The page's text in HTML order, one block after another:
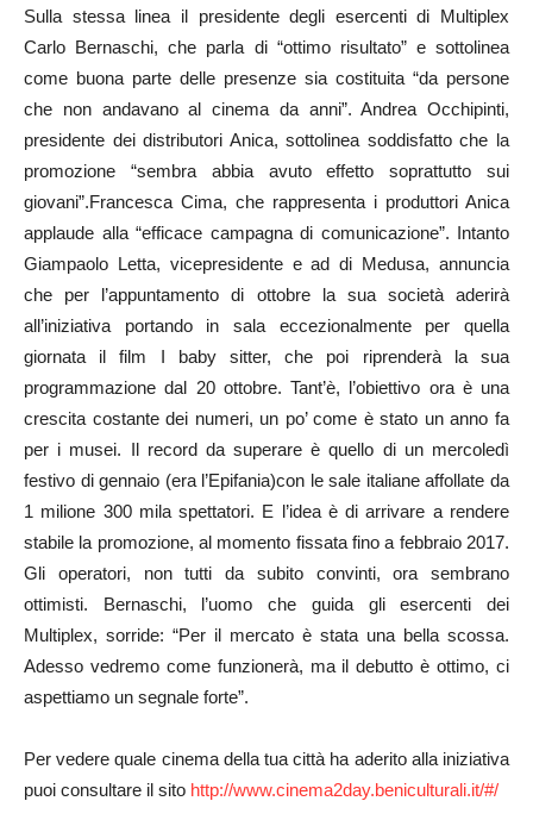
Sulla stessa linea il presidente degli esercenti di Multiplex
Carlo Bernaschi, che parla di “ottimo risultato” e sottolinea
come buona parte delle presenze sia costituita “da persone
che non andavano al cinema da anni”. Andrea Occhipinti,
presidente dei distributori Anica, sottolinea soddisfatto che la
promozione “sembra abbia avuto effetto soprattutto sui
giovani”.Francesca Cima, che rappresenta i produttori Anica
applaude alla “efficace campagna di comunicazione”. Intanto
Giampaolo Letta, vicepresidente e ad di Medusa, annuncia
che per l’appuntamento di ottobre la sua società aderirà
all’iniziativa portando in sala eccezionalmente per quella
giornata il film I baby sitter, che poi riprenderà la sua
programmazione dal 20 ottobre. Tant’è, l’obiettivo ora è una
crescita costante dei numeri, un po’ come è stato un anno fa
per i musei. Il record da superare è quello di un mercoledì
festivo di gennaio (era l’Epifania)con le sale italiane affollate da
1 milione 300 mila spettatori. E l’idea è di arrivare a rendere
stabile la promozione, al momento fissata fino a febbraio 2017.
Gli operatori, non tutti da subito convinti, ora sembrano
ottimisti. Bernaschi, l’uomo che guida gli esercenti dei
Multiplex, sorride: “Per il mercato è stata una bella scossa.
Adesso vedremo come funzionerà, ma il debutto è ottimo, ci
aspettiamo un segnale forte”.
Per vedere quale cinema della tua città ha aderito alla iniziativa
puoi consultare il sito http://www.cinema2day.beniculturali.it/#/